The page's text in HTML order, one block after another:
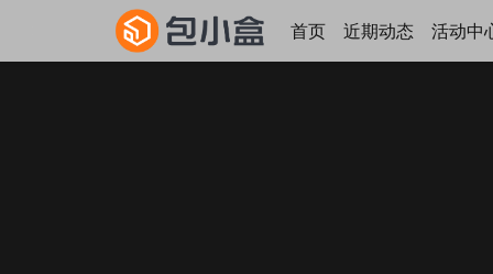
首页 近期动态 活动中